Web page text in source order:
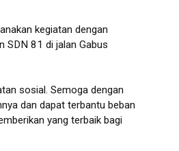
kegiatan dengan
SDN 81 di jalan Gabus
sosial. Semoga dengan
dan dapat terbantu beban
yang terbaik bagi